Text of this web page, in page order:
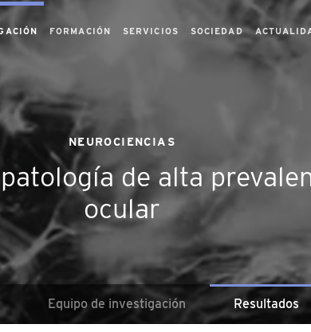
FORMACIÓN SERVICIOS SOCIEDAD
NEUROCIENCIAS
de alta
ocular
Equipo de investigación Resultados